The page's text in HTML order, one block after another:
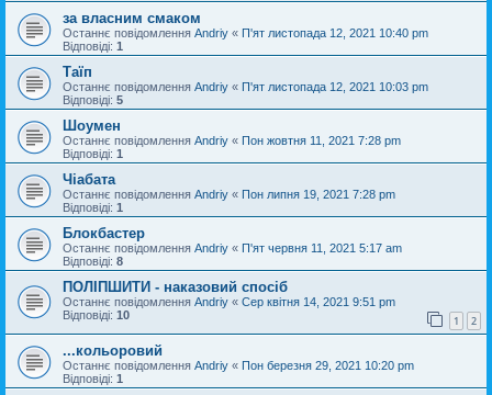
за власним смаком
Останнє повідомлення Andriy « П'ят листопада 12, 2021 10:40 pm
Відповіді: 1
Таїп
Останнє повідомлення Andriy « П'ят листопада 12, 2021 10:03 pm
Відповіді: 5
Шоумен
Останнє повідомлення Andriy « Пон жовтня 11, 2021 7:28 pm
Відповіді: 1
Чіабата
Останнє повідомлення Andriy « Пон липня 19, 2021 7:28 pm
Відповіді: 1
Блокбастер
Останнє повідомлення Andriy « П'ят червня 11, 2021 5:17 am
Відповіді: 8
ПОЛІПШИТИ - наказовий спосіб
Останнє повідомлення Andriy « Сер квітня 14, 2021 9:51 pm
Відповіді: 10 1 2
...кольоровий
Останнє повідомлення Andriy « Пон березня 29, 2021 10:20 pm
Відповіді: 1